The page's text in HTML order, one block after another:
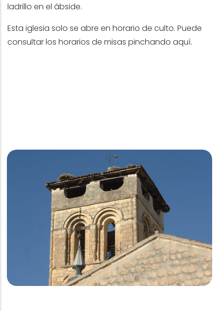
ladrillo en el ábside.
Esta iglesia solo se abre en horario de culto. Puede
consultar los horarios de misas pinchando aquí.